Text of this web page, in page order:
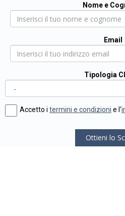
Nome e
Email
Tipologia
Accetto i termini e condizioni e l'
Ottieni lo